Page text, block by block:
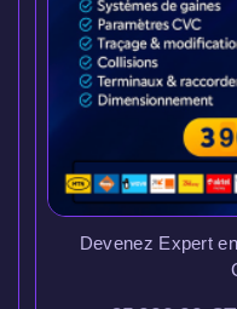
Devenez Expert